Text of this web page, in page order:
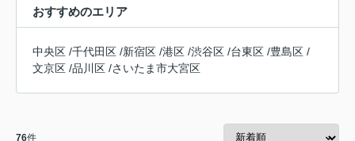
おすすめのエリア
中央区 /千代田区 /新宿区 /港区 /渋谷区 /台東区 /豊島区 /
文京区 /品川区 /さいたま市大宮区
76件